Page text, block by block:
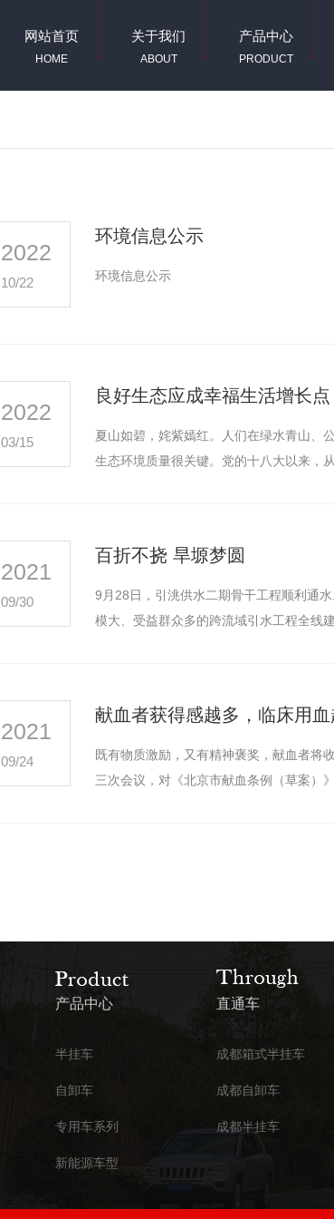
网站首页
HOME
关于我们
ABOUT
产品中心
PRODUCT
成都自卸车
2022
10/22
环境信息公示
环境信息公示
2022
03/15
良好生态应成幸福生活增长点
夏山如碧，姹紫嫣红。人们在绿水青山、
生态环境质量很关键。党的十八大以来，
2021
09/30
百折不挠 旱塬梦圆
9月28日，引洮供水二期骨干工程顺利通
模大、受益群众多的跨流域引水工程全线
2021
09/24
献血者获得感越多，临床用
既有物质激励，又有精神褒奖，献血者将
三次会议，对《北京市献血条例（草案）
产品中心
半挂车
自卸车
专用车系列
新能源车型
直通车
成都箱式半挂车
成都自卸车
成都半挂车